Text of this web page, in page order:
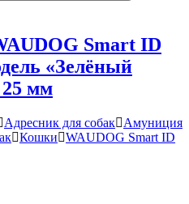
Smart ID
«Зелёный
мм
Адресник для собак
Амуниция
Кошки
WAUDOG Smart ID